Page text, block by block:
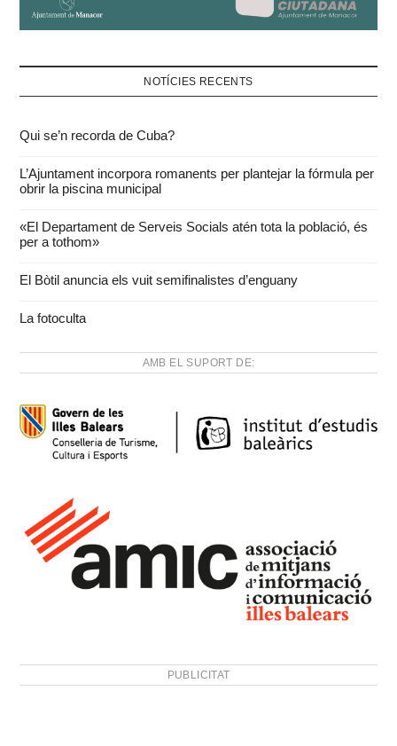
NOTÍCIES RECENTS
Qui se’n recorda de Cuba?
L’Ajuntament incorpora romanents per plantejar la fórmula per
obrir la piscina municipal
«El Departament de Serveis Socials atén tota la població, és
per a tothom»
El Bòtil anuncia els vuit semifinalistes d’enguany
La fotoculta
AMB EL SUPORT DE:
PUBLICITAT